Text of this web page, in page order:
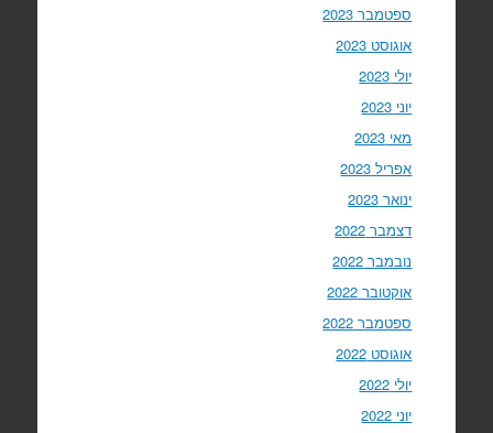
ספטמבר 2023
אוגוסט 2023
יולי 2023
יוני 2023
מאי 2023
אפריל 2023
ינואר 2023
דצמבר 2022
נובמבר 2022
אוקטובר 2022
ספטמבר 2022
אוגוסט 2022
יולי 2022
יוני 2022